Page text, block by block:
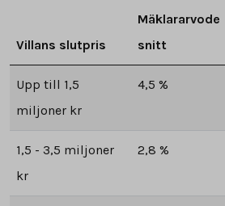
Villans slutpris
Mäklararvode
snitt
Upp till 1,5
miljoner kr
4,5 %
1,5 - 3,5 miljoner
kr
2,8 %